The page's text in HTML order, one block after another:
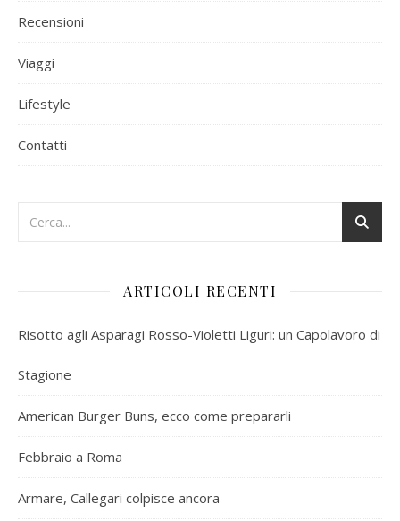
Recensioni
Viaggi
Lifestyle
Contatti
ARTICOLI RECENTI
Risotto agli Asparagi Rosso-Violetti Liguri: un Capolavoro di
Stagione
American Burger Buns, ecco come prepararli
Febbraio a Roma
Armare, Callegari colpisce ancora